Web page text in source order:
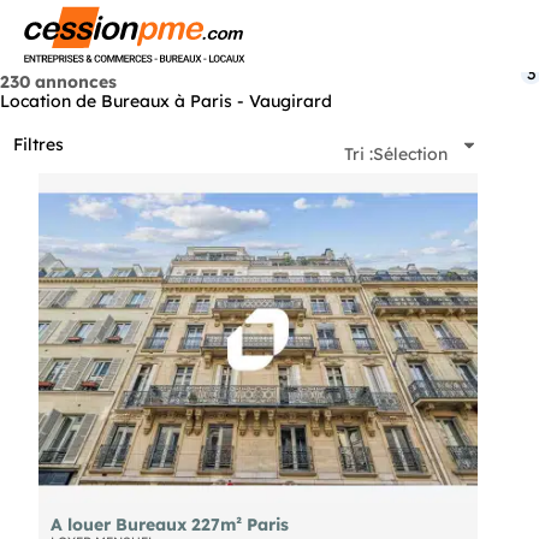
230 annonces
Location de Bureaux à Paris - Vaugirard
Filtres
3
Tri :Sélection
A louer Bureaux 227m² Paris